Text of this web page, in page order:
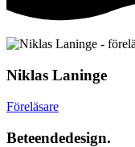
Niklas Laninge
Föreläsare
Beteendedesign.